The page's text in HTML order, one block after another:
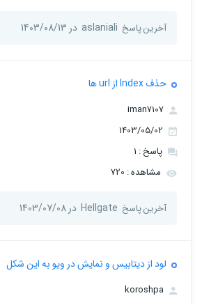
آخرین پاسخ aslaniali در 1403/08/13
حذف Index از url ها
پاسخ : 1
مشاهده : 720
آخرین پاسخ Hellgate در 1403/07/08
لود از دیتابیس و نمایش در ویو به این شکل